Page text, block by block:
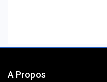
A Propos